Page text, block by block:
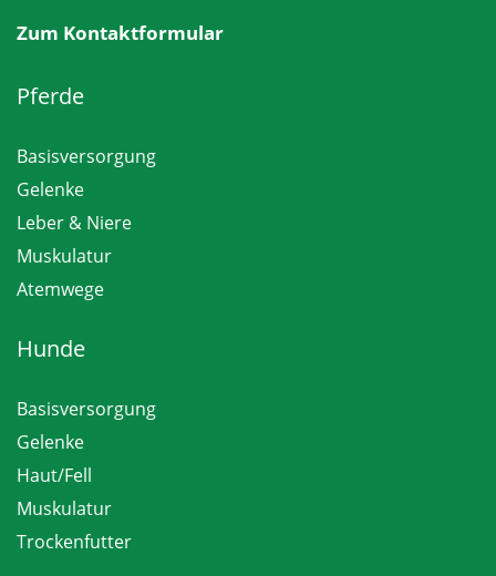
Zum Kontaktformular
Pferde
Basisversorgung
Gelenke
Leber & Niere
Muskulatur
Atemwege
Hunde
Basisversorgung
Gelenke
Haut/Fell
Muskulatur
Trockenfutter